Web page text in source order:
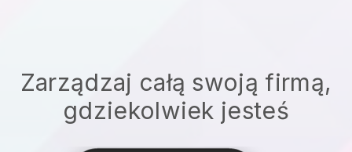
Zarządzaj całą swoją firmą,
gdziekolwiek jesteś